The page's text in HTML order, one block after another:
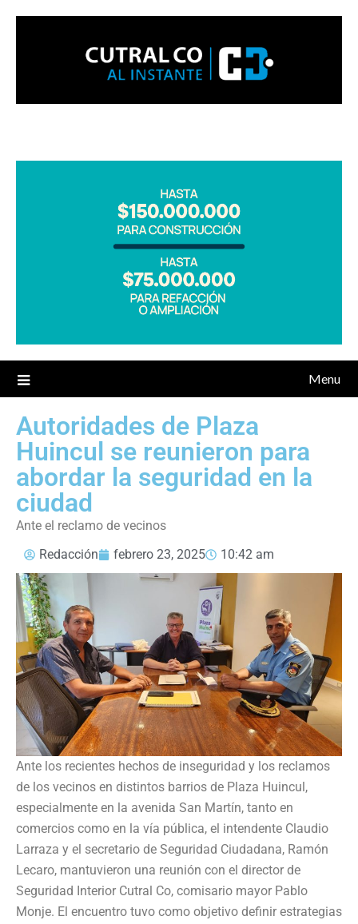
Menu
Autoridades de Plaza
Huincul se reunieron para
abordar la seguridad en la
ciudad
Ante el reclamo de vecinos
Redacción
febrero 23, 2025 10:42 am
Ante los recientes hechos de inseguridad y los reclamos
de los vecinos en distintos barrios de Plaza Huincul,
especialmente en la avenida San Martín, tanto en
comercios como en la vía pública, el intendente Claudio
Larraza y el secretario de Seguridad Ciudadana, Ramón
Lecaro, mantuvieron una reunión con el director de
Seguridad Interior Cutral Co, comisario mayor Pablo
Monje. El encuentro tuvo como objetivo definir estrategias